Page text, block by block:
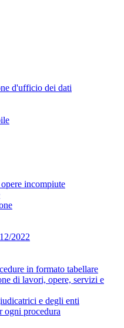
d'ufficio dei dati
incompiute
2022
in formato tabellare
di lavori, opere, servizi e
e degli enti
ogni procedura